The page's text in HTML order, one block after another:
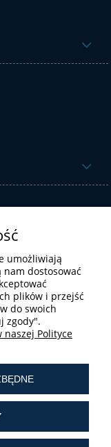
umożliwiają
dostosować
plików i przejść
do swoich
zgody".
naszej Polityce